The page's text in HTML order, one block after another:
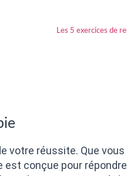
Les 5 exercices de
votre réussite. Que
conçue pour